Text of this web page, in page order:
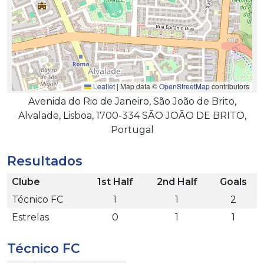
Leaflet | Map data ©OpenStreetMapcontributors
Avenida do Rio de Janeiro, São João de Brito,
Alvalade, Lisboa, 1700-334 SÃO JOÃO DE BRITO,
Portugal
Resultados
Clube 1st Half 2nd Half
Goals
Técnico FC
1 1
2
Estrelas
0 1 1
Técnico FC